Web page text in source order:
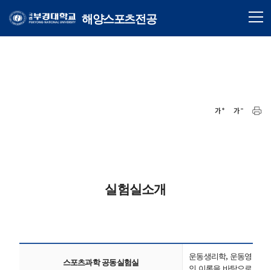
해양스포츠전공
실험실소개
스포츠과학 공동실험실
운동생리학, 운동영양학